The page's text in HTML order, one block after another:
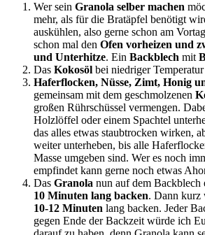
Wer sein Granola selber machen
mehr, als für die Bratäpfel benötigt
auskühlen, also gerne schon am
schon mal den Ofen vorheizen und
und Unterhitze. Ein Backblech mit
Das Kokosöl bei niedriger Temperatur
Haferflocken, Nüsse, Zimt, Honig
gemeinsam mit dem geschmolzenen
großen Rührschüssel vermengen.
Holzlöffel oder einem Spachtel
das alles etwas staubtrocken wirken,
weiter unterheben, bis alle
Masse umgeben sind. Wer es noch
empfindet kann gerne noch etwas
Das Granola nun auf dem Backblech
10 Minuten lang backen. Dann kurz
10-12 Minuten lang backen. Jeder
gegen Ende der Backzeit würde ich